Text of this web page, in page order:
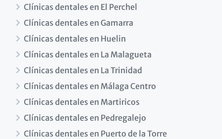
Clínicas dentales en El Perchel
Clínicas dentales en Gamarra
Clínicas dentales en Huelin
Clínicas dentales en La Malagueta
Clínicas dentales en La Trinidad
Clínicas dentales en Málaga Centro
Clínicas dentales en Martiricos
Clínicas dentales en Pedregalejo
Clínicas dentales en Puerto de la Torre